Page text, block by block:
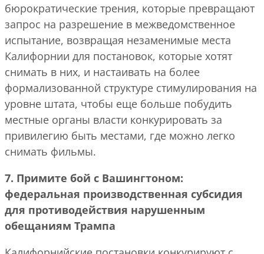
бюрократические трения, которые превращают
запрос на разрешение в межведомственное
испытание, возвращая незаменимые места
Калифорнии для постановок, которые хотят
снимать в них, и настаивать на более
формализованной структуре стимулирования на
уровне штата, чтобы еще больше побудить
местные органы власти конкурировать за
привилегию быть местами, где можно легко
снимать фильмы.
7. Примите бой с Вашингтоном:
федеральная производственная субсидия
для противодействия нарушенным
обещаниям Трампа